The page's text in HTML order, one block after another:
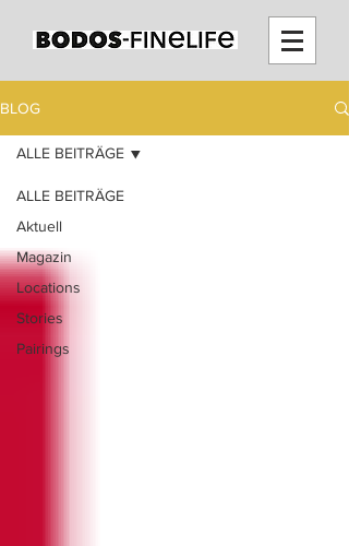
BLOG
ALLE BEITRÄGE
Aktuell
Magazin
Locations
Stories
Pairings
ALLE BEITRÄGE